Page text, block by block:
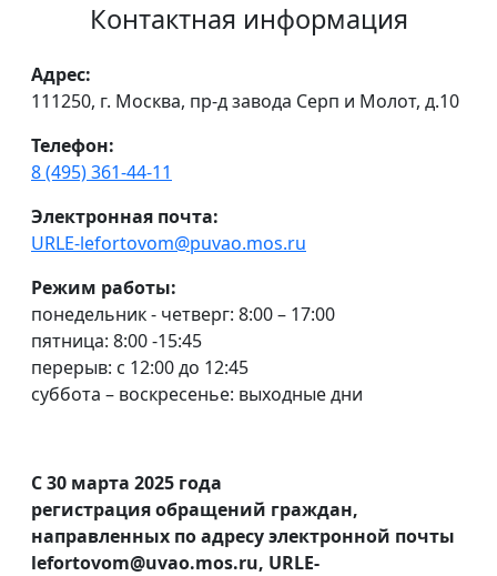
Контактная информация
Адрес:
111250, г. Москва, пр-д завода Серп и Молот, д.10
Телефон:
8 (495) 361-44-11
Электронная почта:
URLE-lefortovom@puvao.mos.ru
Режим работы:
понедельник - четверг: 8:00 – 17:00
пятница: 8:00 -15:45
перерыв: с 12:00 до 12:45
суббота – воскресенье: выходные дни
С 30 марта 2025 года
регистрация обращений граждан,
направленных по адресу электронной почты
lefortovom@uvao.mos.ru, URLE-